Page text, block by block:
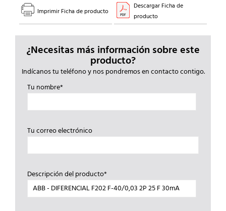
Imprimir Ficha de producto
Descargar Ficha de
producto
¿Necesitas más información sobre este
producto?
Indícanos tu teléfono y nos pondremos en contacto contigo.
Tu nombre*
Tu correo electrónico
Descripción del producto*